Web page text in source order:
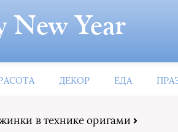
New Year
ДЕКОР ЕДА
в технике оригами